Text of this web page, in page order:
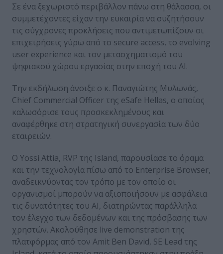
Σε ένα ξεχωριστό περιβάλλον πάνω στη θάλασσα, οι
συμμετέχοντες είχαν την ευκαιρία να συζητήσουν
τις σύγχρονες προκλήσεις που αντιμετωπίζουν οι
επιχειρήσεις γύρω από το secure access, τo evolving
user experience και τον μετασχηματισμό του
ψηφιακού χώρου εργασίας στην εποχή του ΑΙ.
Την εκδήλωση άνοιξε ο κ. Παναγιώτης Μυλωνάς,
Chief Commercial Officer της eSafe Hellas, ο οποίος
καλωσόρισε τους προσκεκλημένους και
αναφέρθηκε στη στρατηγική συνεργασία των δύο
εταιρειών.
Ο Yossi Attia, RVP της Island, παρουσίασε το όραμα
και την τεχνολογία πίσω από το Enterprise Browser,
αναδεικνύοντας τον τρόπο με τον οποίο οι
οργανισμοί μπορούν να αξιοποιήσουν με ασφάλεια
τις δυνατότητες του ΑΙ, διατηρώντας παράλληλα
τον έλεγχο των δεδομένων και της πρόσβασης των
χρηστών. Ακολούθησε live demonstration της
πλατφόρμας από τον Amit Ben David, SE Lead της